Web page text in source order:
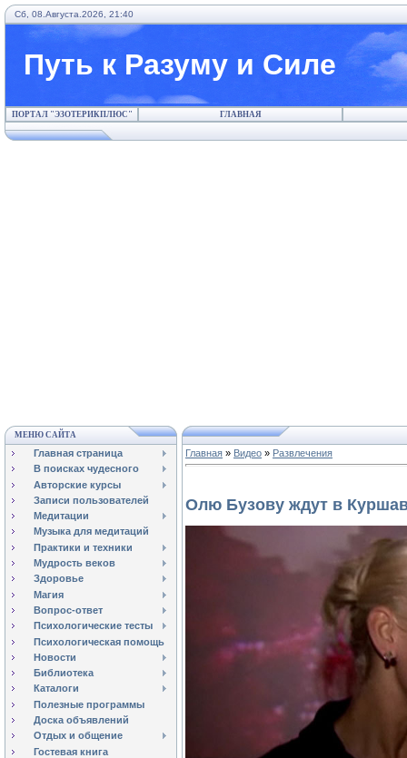
Сб, 08.Августа.2026, 21:40
Путь к Разуму и Силе
ПОРТАЛ "ЭЗОТЕРИКПЛЮС" ГЛАВНАЯ
МЕНЮ САЙТА
Главная страница
В поисках чудесного
Авторские курсы
Записи пользователей
Медитации
Музыка для медитаций
Практики и техники
Мудрость веков
Здоровье
Магия
Вопрос-ответ
Психологические тесты
Психологическая помощь
Новости
Библиотека
Каталоги
Полезные программы
Доска объявлений
Отдых и общение
Гостевая книга
Главная » Видео » Развлечения
Олю Бузову ждут в